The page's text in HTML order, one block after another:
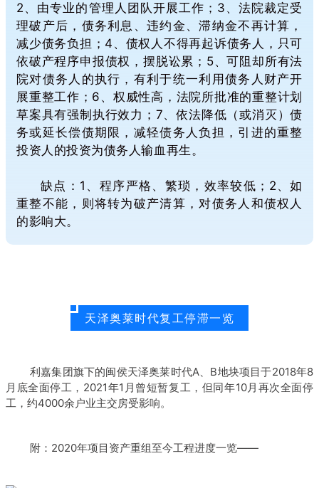
2、由专业的管理人团队开展工作；3、法院裁定受
理破产后，债务利息、违约金、滞纳金不再计算，
减少债务负担；4、债权人不得再起诉债务人，只可
依破产程序申报债权，摆脱讼累；5、可阻却所有法
院对债务人的执行，有利于统一利用债务人财产开
展重整工作；6、权威性高，法院所批准的重整计划
草案具有强制执行效力；7、依法降低（或消灭）债
务或延长偿债期限，减轻债务人负担，引进的重整
投资人的投资为债务人输血再生。
缺点：1、程序严格、繁琐，效率较低；2、如
重整不能，则将转为破产清算，对债务人和债权人
的影响大。
天泽奥莱时代复工停滞一览
利嘉集团旗下的闽侯天泽奥莱时代A、B地块项目于2018年8
月底全面停工，2021年1月曾短暂复工，但同年10月再次全面停
工，约4000余户业主交房受影响。
附：2020年项目资产重组至今工程进度一览——